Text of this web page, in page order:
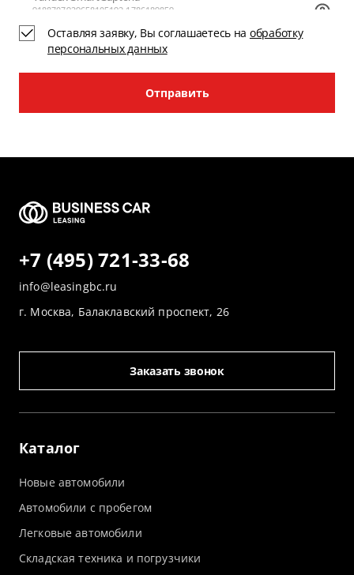
Отправить
Оставляя заявку, Вы соглашаетесь на обработку
персональных данных
Каталог
Новые автомобили
Автомобили с пробегом
Легковые автомобили
Складская техника и погрузчики
+7 (495) 721-33-68
info@leasingbc.ru
г. Москва, Балаклавский проспект, 26
Заказать звонок